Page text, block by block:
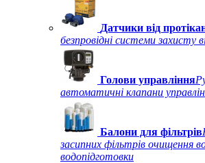
Датчики від
безпровідні системи захисту
Голови управління
автоматичні клапани
Балони для фільтрів
засипних фільтрів очищення
водопідготовки